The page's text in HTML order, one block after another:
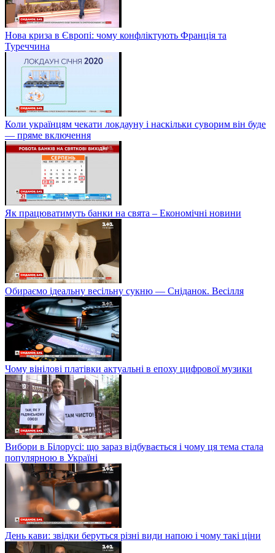
Нова криза в Європі: чому конфліктують Франція та
Туреччина
Коли українцям чекати локдауну і наскільки суворим він буде
— пряме включення
Як працюватимуть банки на свята – Економічні новини
Обираємо ідеальну весільну сукню — Сніданок. Весілля
Чому вінілові платівки актуальні в епоху цифрової музики
Вибори в Білорусі: що зараз відбувається і чому ця тема стала
популярною в Україні
День кави: звідки беруться різні види напою і чому такі ціни